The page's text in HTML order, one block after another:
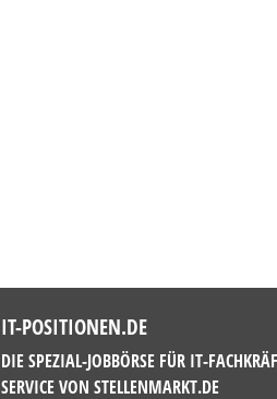
IT-POSITIONEN.DE
DIE SPEZIAL-JOBBÖRSE FÜR IT-
SERVICE VON STELLENMARKT.DE